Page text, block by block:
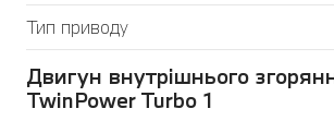
Тип приводу
Двигун внутрішнього
TwinPower Turbo 1